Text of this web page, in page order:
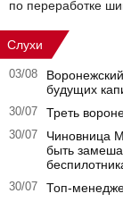
по переработке
Слухи
03/08
будущих
30/07 Треть
30/07
Чиновница
быть
30/07 Топ-